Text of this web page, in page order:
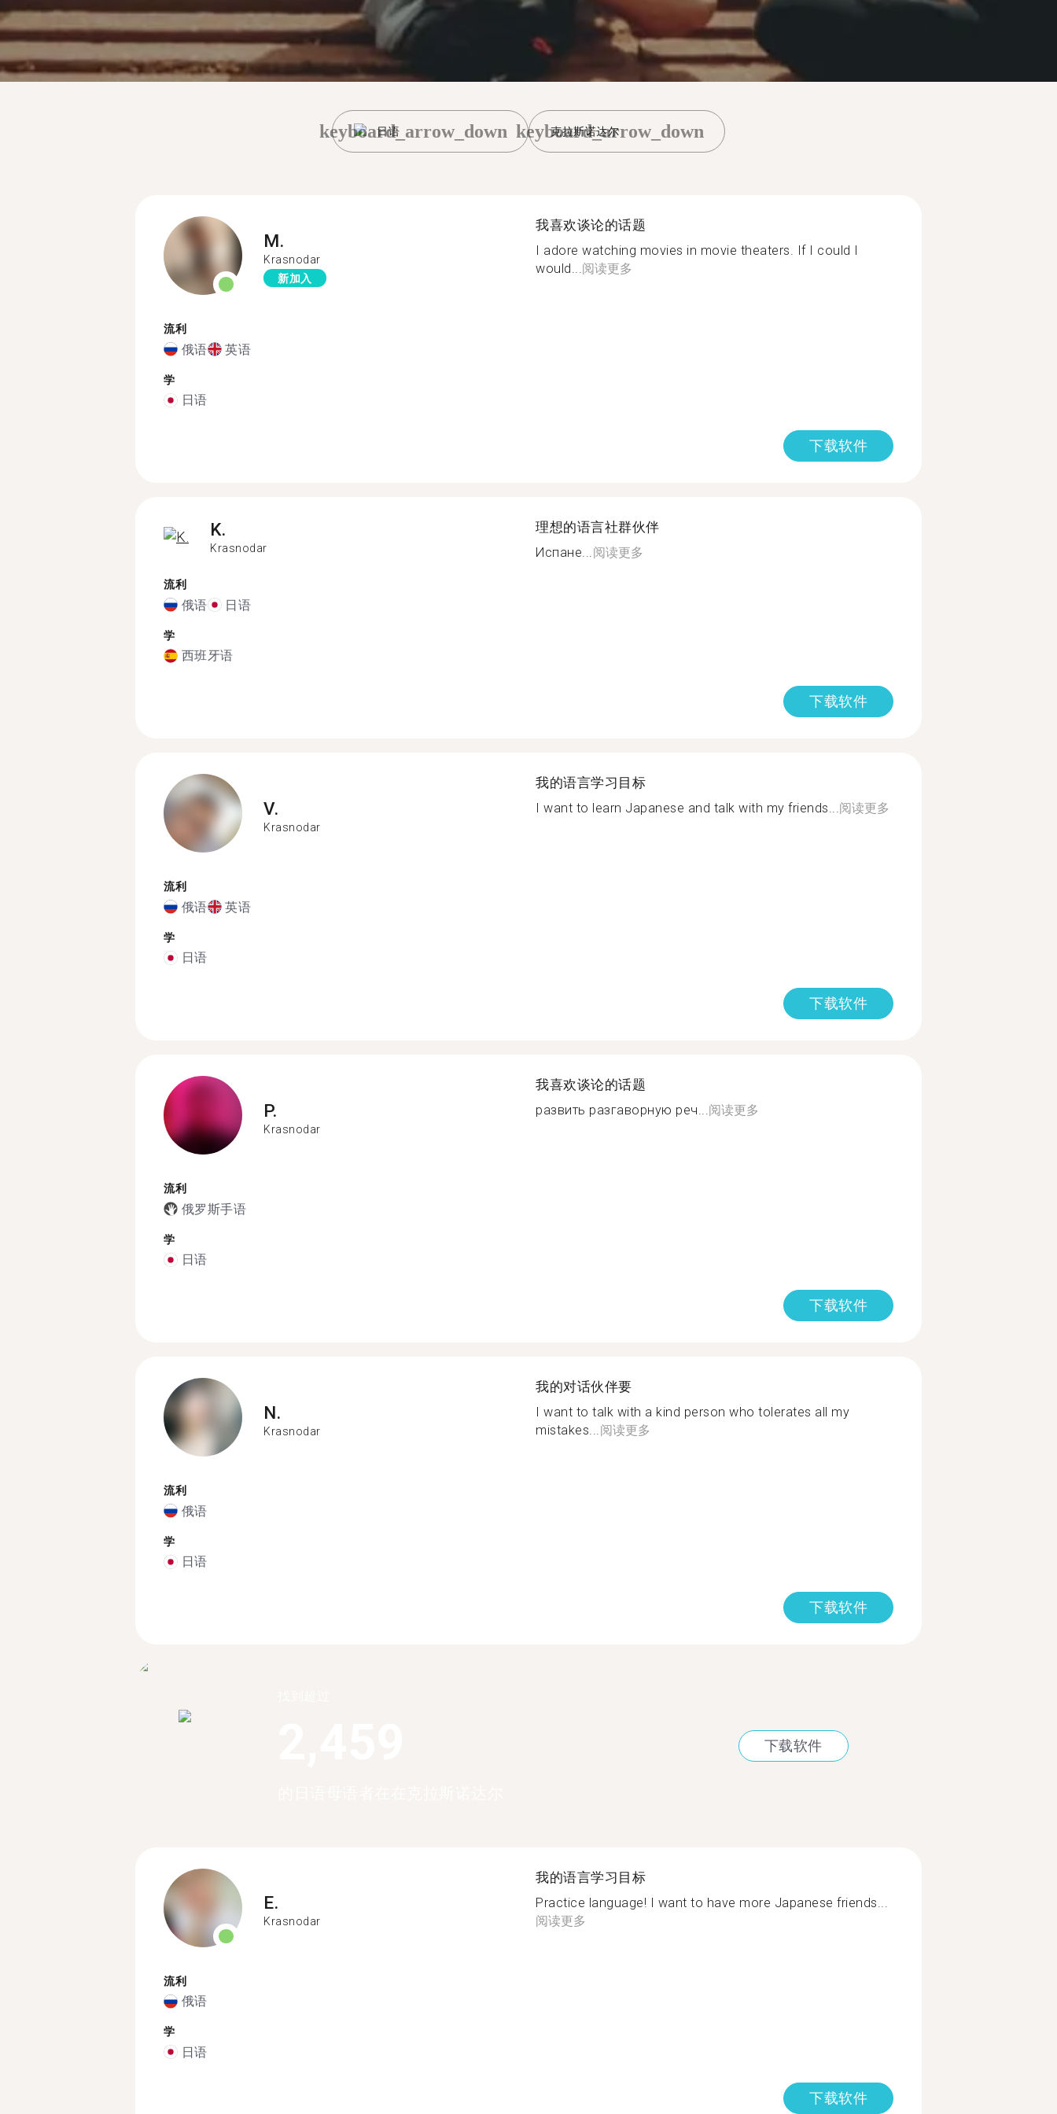
日语
keyboard_arrow_down 克拉斯诺达尔
keyboard_arrow_down
M.
Krasnodar
新加入
流利
俄语 英语
学
日语
我喜欢谈论的话题
I adore watching movies in movie theaters. If I could I
would...阅读更多
下载软件
K.
Krasnodar
流利
俄语 日语
学
西班牙语
理想的语言社群伙伴
Испане...阅读更多
下载软件
V.
Krasnodar
流利
俄语 英语
学
日语
我的语言学习目标
I want to learn Japanese and talk with my friends...阅读更多
下载软件
P.
Krasnodar
流利
俄罗斯手语
学
日语
我喜欢谈论的话题
развить разгаворную реч...阅读更多
下载软件
N.
Krasnodar
流利
俄语
学
日语
我的对话伙伴要
I want to talk with a kind person who tolerates all my
mistakes...阅读更多
下载软件
下载软件
E.
Krasnodar
流利
俄语
学
日语
我的语言学习目标
Practice language! I want to have more Japanese friends...
阅读更多
下载软件